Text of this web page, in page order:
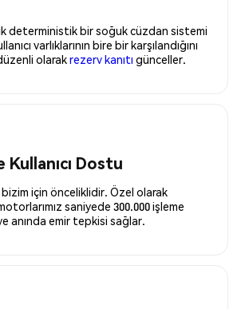
deterministik bir soğuk cüzdan sistemi
varlıklarının bire bir karşılandığını
olarakrezerv kanıtı günceller.
Kullanıcı Dostu
için önceliklidir. Özel olarak
saniyede 300.000 işleme
anında emir tepkisi sağlar.